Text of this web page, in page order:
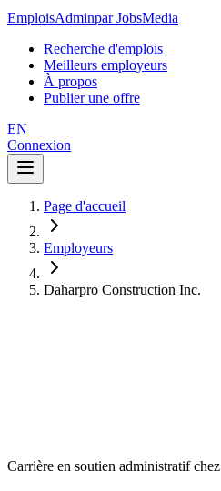
EmploisAdminpar JobsMedia
Recherche d'emplois
Meilleurs employeurs
À propos
Publier une offre
EN
Connexion
Page d'accueil
Employeurs
Daharpro Construction Inc.
Carrière en soutien administratif chez